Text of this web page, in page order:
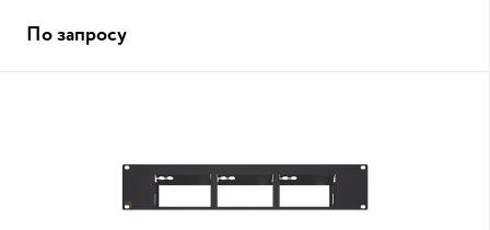
По запросу